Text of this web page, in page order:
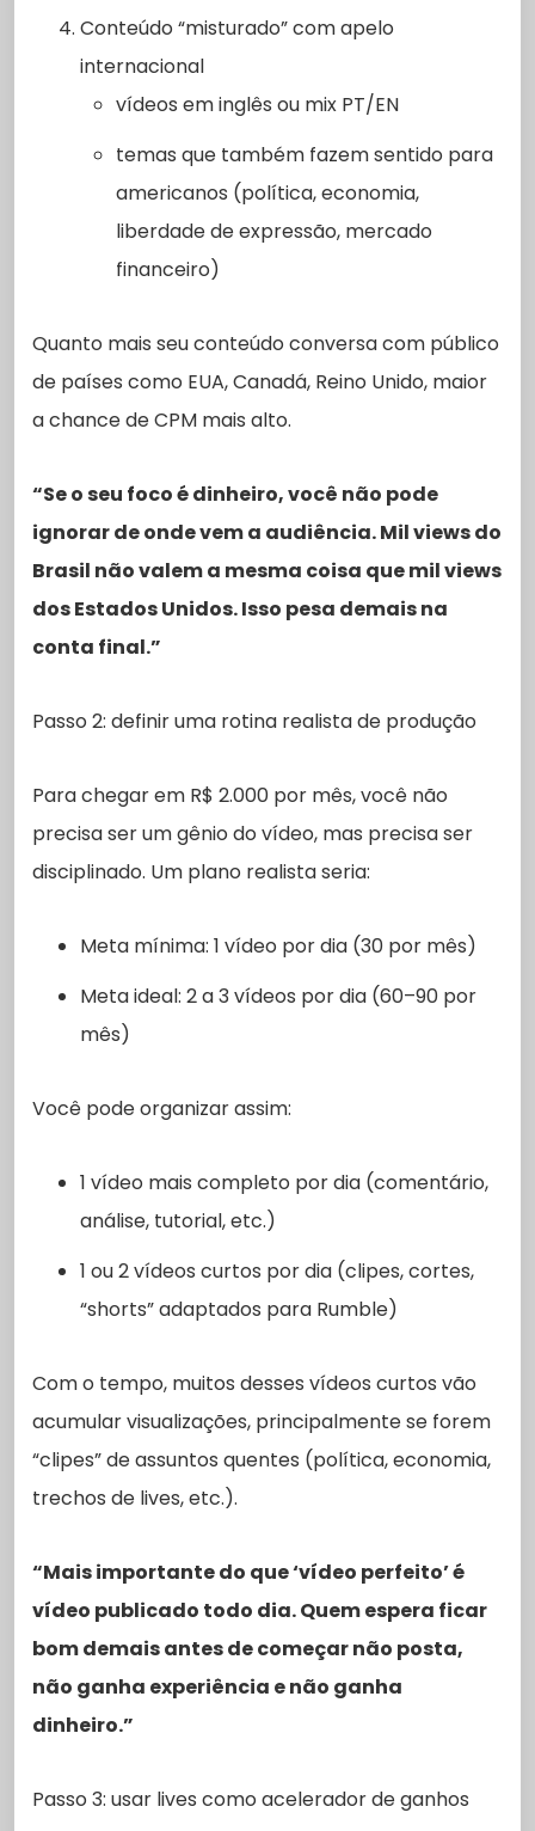
Conteúdo “misturado” com apelo
internacional
vídeos em inglês ou mix PT/EN
temas que também fazem sentido para
americanos (política, economia,
liberdade de expressão, mercado
financeiro)
Quanto mais seu conteúdo conversa com público
de países como EUA, Canadá, Reino Unido, maior
a chance de CPM mais alto.
“Se o seu foco é dinheiro, você não pode
ignorar de onde vem a audiência. Mil views do
Brasil não valem a mesma coisa que mil views
dos Estados Unidos. Isso pesa demais na
conta final.”
Passo 2: definir uma rotina realista de produção
Para chegar em R$ 2.000 por mês, você não
precisa ser um gênio do vídeo, mas precisa ser
disciplinado. Um plano realista seria:
Meta mínima: 1 vídeo por dia (30 por mês)
Meta ideal: 2 a 3 vídeos por dia (60–90 por
mês)
Você pode organizar assim:
1 vídeo mais completo por dia (comentário,
análise, tutorial, etc.)
1 ou 2 vídeos curtos por dia (clipes, cortes,
“shorts” adaptados para Rumble)
Com o tempo, muitos desses vídeos curtos vão
acumular visualizações, principalmente se forem
“clipes” de assuntos quentes (política, economia,
trechos de lives, etc.).
“Mais importante do que ‘vídeo perfeito’ é
vídeo publicado todo dia. Quem espera ficar
bom demais antes de começar não posta,
não ganha experiência e não ganha
dinheiro.”
Passo 3: usar lives como acelerador de ganhos